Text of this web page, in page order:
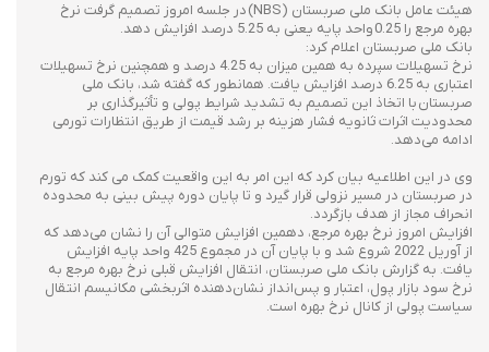
هیئت عامل بانک ملی صربستان (NBS) در جلسه امروز تصمیم گرفت نرخ
بهره مرجع را 0.25 واحد پایه یعنی به 5.25 درصد افزایش دهد.
بانک ملی صربستان اعلام کرد:
نرخ تسهیلات سپرده به همین میزان به 4.25 درصد و همچنین نرخ تسهیلات
اعتباری به 6.25 درصد افزایش یافت. همانطور که گفته شد، بانک ملی
صربستان با اتخاذ این تصمیم به تشدید شرایط پولی و تأثیرگذاری بر
محدودیت اثرات ثانویه فشار هزینه بر رشد قیمت از طریق انتظارات تورمی
ادامه می‌دهد.
وی در این اطلاعیه بیان کرد که این امر به این واقعیت کمک می کند که تورم
در صربستان در مسیر نزولی قرار گیرد و تا پایان دوره پیش بینی به محدوده
انحراف مجاز از هدف بازگردد.
افزایش امروز نرخ بهره مرجع، دهمین افزایش متوالی آن را نشان می‌دهد که
از آوریل 2022 شروع شد و با پایان آن در مجموع 425 واحد پایه افزایش
یافت. به گزارش بانک ملی صربستان، انتقال افزایش قبلی نرخ بهره مرجع به
نرخ سود بازار پول، اعتبار و پس‌انداز نشان‌دهنده اثربخشی مکانیسم انتقال
سیاست پولی از کانال نرخ بهره است.